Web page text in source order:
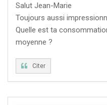
Salut Jean-Marie
Toujours aussi
Quelle est ta
moyenne ?
Citer